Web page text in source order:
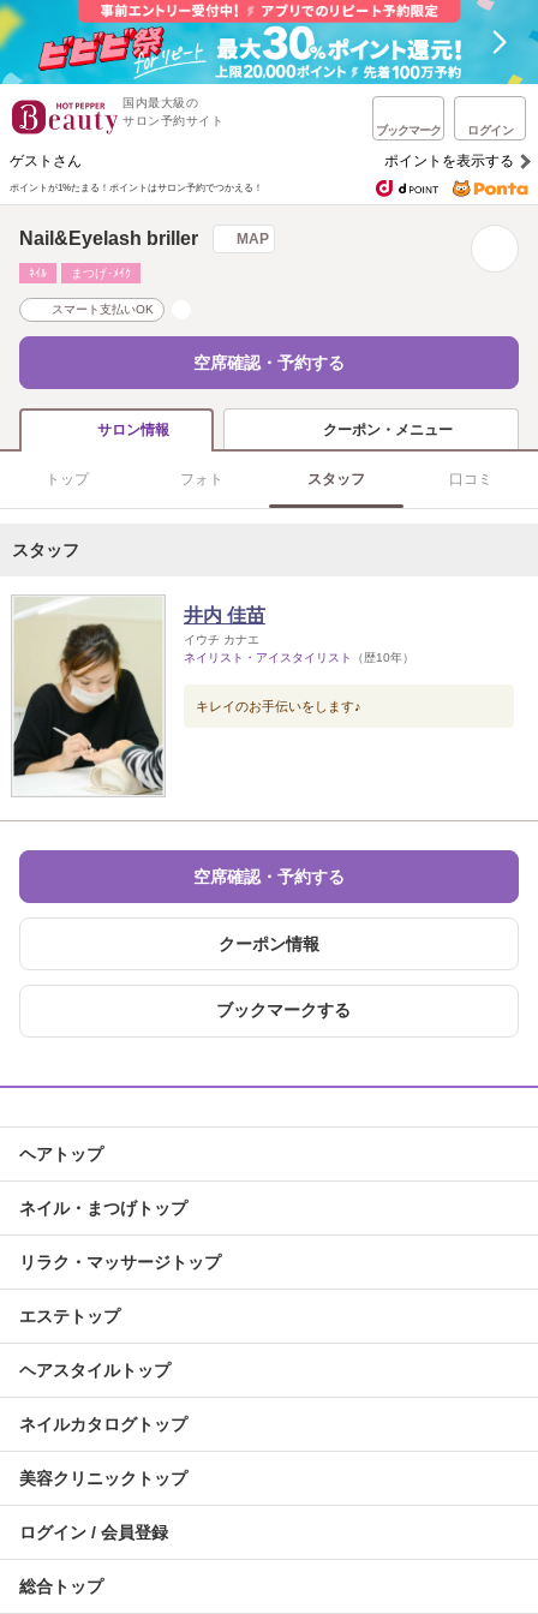
国内最大級の
サロン予約サイト
ブックマーク ログイン
ゲストさん ポイントを表示する
ポイントが1%たまる！ ポイントはサロン予約でつかえる！
Nail&Eyelash briller MAP
ﾈｲﾙ まつげ･ﾒｲｸ
スマート支払いOK
空席確認・予約する
サロン情報 クーポン・メニュー
トップ フォト スタッフ 口コミ
スタッフ
井内 佳苗
イウチ カナエ
ネイリスト・アイスタイリスト
（歴10年）
キレイのお手伝いをします♪
空席確認・予約する
クーポン情報
ブックマークする
ヘアトップ
ネイル・まつげトップ
リラク・マッサージトップ
エステトップ
ヘアスタイルトップ
ネイルカタログトップ
美容クリニックトップ
ログイン / 会員登録
総合トップ